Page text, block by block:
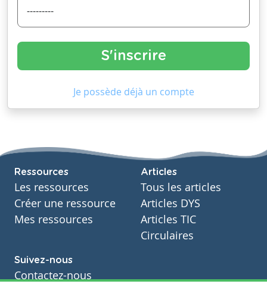
Je possède déjà un compte
Ressources
Les ressources
Créer une ressource
Mes ressources
Articles
Tous les articles
Articles DYS
Articles TIC
Circulaires
Suivez-nous
Contactez-nous